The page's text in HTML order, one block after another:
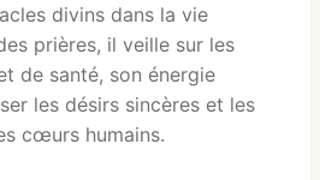
divins dans la vie
prières, il veille sur les
de santé, son énergie
les désirs sincères et les
cœurs humains.